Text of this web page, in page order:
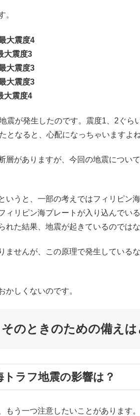
。
大震度4
震度3
大震度3
大震度3
震度4
震が発生したのです。震度1、2ぐら
となると、心配になっちゃいますよね
層がありますが、今回の地震につい
いうと、一部の考えではフィリピン
ィリピン海プレートが入り込んでい
れた結果、地震が起きているのでは
ませんが、この原理で発生している
かしくないのです。
のときのための備えは
ラフ地震の影響は？
う一つ注意したいことがあります。